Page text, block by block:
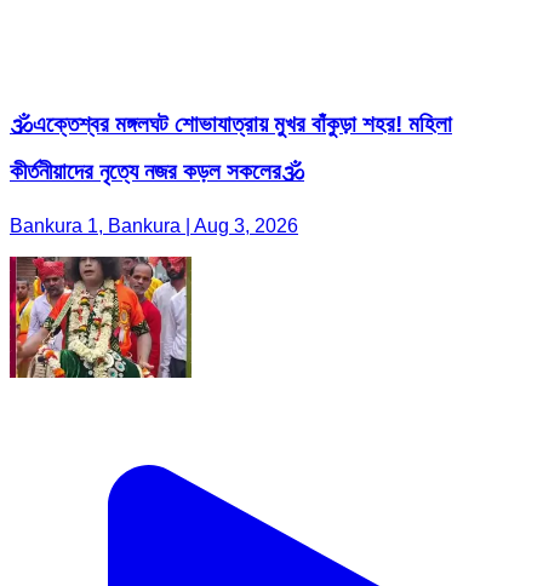
🕉️এক্তেশ্বর মঙ্গলঘট শোভাযাত্রায় মুখর বাঁকুড়া শহর! মহিলা
কীর্তনীয়াদের নৃত্যে নজর কড়ল সকলের🕉️
Bankura 1, Bankura | Aug 3, 2026